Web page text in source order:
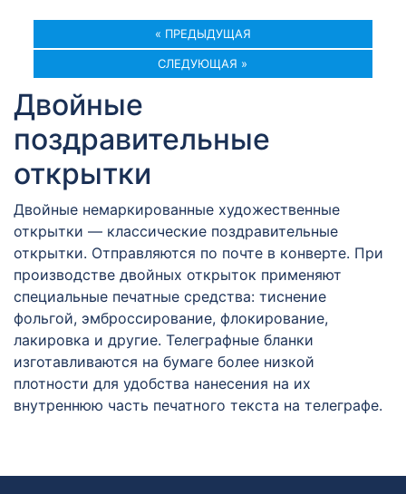
« ПРЕДЫДУЩАЯ
СЛЕДУЮЩАЯ »
Двойные
поздравительные
открытки
Двойные немаркированные художественные
открытки — классические поздравительные
открытки. Отправляются по почте в конверте. При
производстве двойных открыток применяют
специальные печатные средства: тиснение
фольгой, эмброссирование, флокирование,
лакировка и другие. Телеграфные бланки
изготавливаются на бумаге более низкой
плотности для удобства нанесения на их
внутреннюю часть печатного текста на телеграфе.